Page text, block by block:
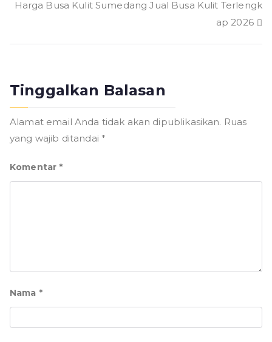
Harga Busa Kulit Sumedang Jual Busa Kulit Terlengk
ap 2026
Tinggalkan Balasan
Alamat email Anda tidak akan dipublikasikan. Ruas
yang wajib ditandai *
Komentar *
Nama *